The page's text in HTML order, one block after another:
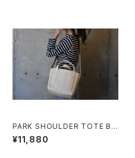
PARK SHOULDER TOTE BA
G (キナリ)
¥11,880